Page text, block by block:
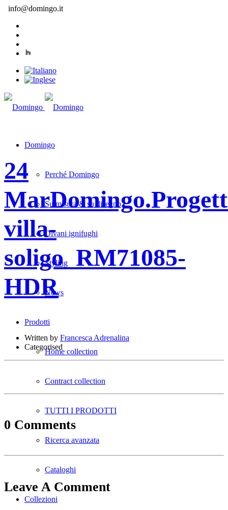
info@domingo.it
Domingo
Perché Domingo
Su misura & su disegno
Divani ignifughi
Styling
News
Prodotti
Home collection
Contract collection
TUTTI I PRODOTTI
Ricerca avanzata
Cataloghi
Collezioni
24
Mar
villa-
soligo_RM71085-
HDR
Written by Francesca Adrenalina
Categorised
0 Comments
Leave A Comment